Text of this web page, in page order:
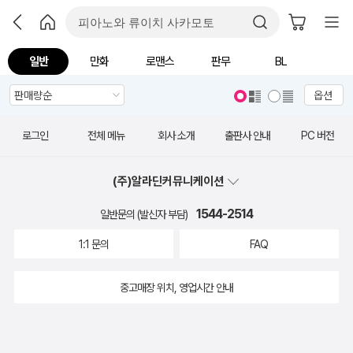
일반 만화 로맨스 판무 BL
옵션
로그인 전체 메뉴 회사 소개 출판사 안내 PC 버전
(주)알라딘커뮤니케이션
일반문의 (발신자 부담) 1544-2514
1:1 문의 FAQ
중고매장 위치, 영업시간 안내